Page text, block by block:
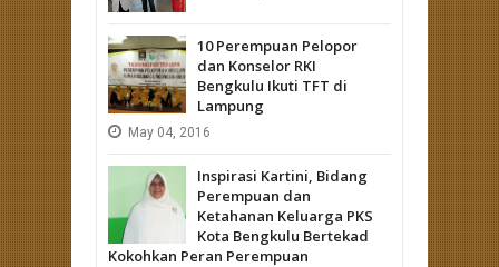
10 Perempuan Pelopor
dan Konselor RKI
Bengkulu Ikuti TFT di
Lampung
May 04, 2016
Inspirasi Kartini, Bidang
Perempuan dan
Ketahanan Keluarga PKS
Kota Bengkulu Bertekad
Kokohkan Peran Perempuan